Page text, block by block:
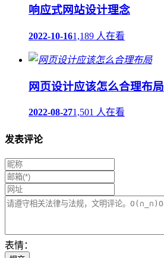
响应式网站设计理念
2022-10-161,189 人在看
网页设计应该怎么合理布局
2022-08-271,501 人在看
发表评论
表情：